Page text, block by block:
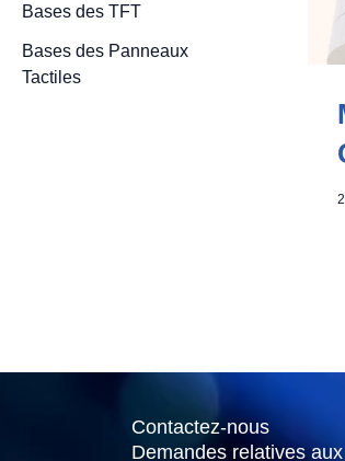
Bases des TFT
Bases des Panneaux
Tactiles
Contactez-nous
Demandes relatives